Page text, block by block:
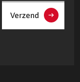
Verzend